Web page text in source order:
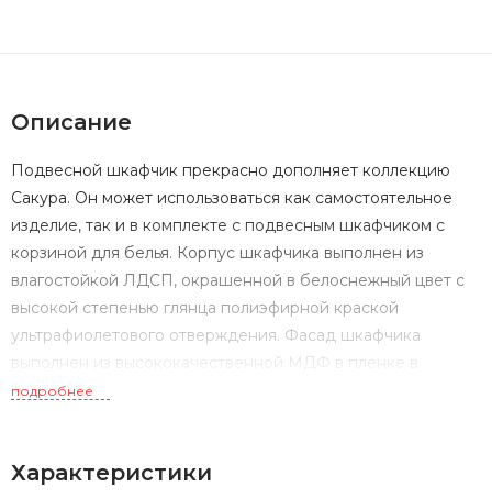
Описание
Подвесной шкафчик прекрасно дополняет коллекцию
Сакура. Он может использоваться как самостоятельное
изделие, так и в комплекте с подвесным шкафчиком с
корзиной для белья. Корпус шкафчика выполнен из
влагостойкой ЛДСП, окрашенной в белоснежный цвет с
высокой степенью глянца полиэфирной краской
ультрафиолетового отверждения. Фасад шкафчика
выполнен из высококачественной МДФ в пленке в
древесной текстуре ольха наварра (производство
подробнее
Характеристики